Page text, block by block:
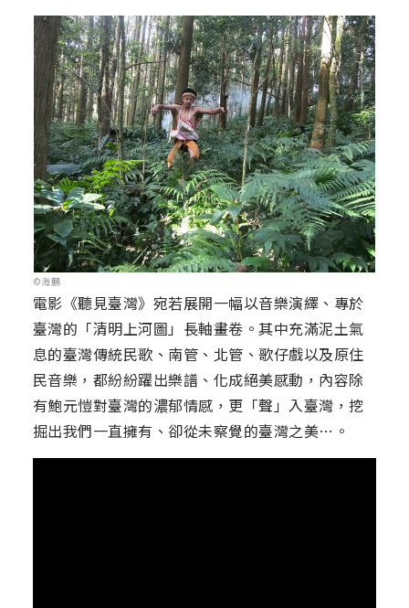
©海鵬
電影《聽見臺灣》宛若展開一幅以音樂演繹、專於
臺灣的「清明上河圖」長軸畫卷。其中充滿泥土氣
息的臺灣傳統民歌、南管、北管、歌仔戲以及原住
民音樂，都紛紛躍出樂譜、化成絕美感動，內容除
有鮑元愷對臺灣的濃郁情感，更「聲」入臺灣，挖
掘出我們一直擁有、卻從未察覺的臺灣之美…。